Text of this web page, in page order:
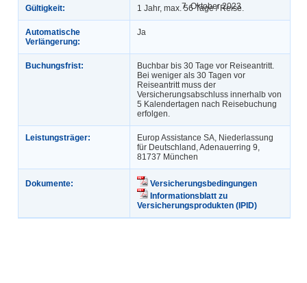
7. Oktober 2023
Gültigkeit: 1 Jahr, max. 56 Tage / Reise.
Automatische
Verlängerung:
Ja
Buchungsfrist:
Buchbar bis 30 Tage vor Reiseantritt.
Bei weniger als 30 Tagen vor
Reiseantritt muss der
Versicherungsabschluss innerhalb von
5 Kalendertagen nach Reisebuchung
erfolgen.
Leistungsträger:
Europ Assistance SA, Niederlassung
für Deutschland, Adenauerring 9,
81737 München
Dokumente:
Versicherungsbedingungen
Informationsblatt zu
Versicherungsprodukten (IPID)